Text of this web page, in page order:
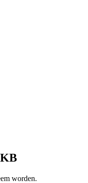
worden.